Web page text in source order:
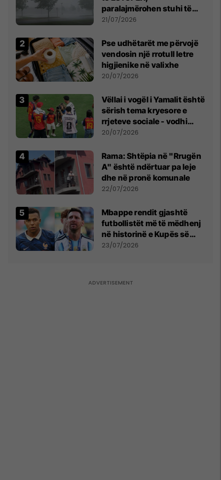
paralajmërohen stuhi të
fuqishme me breshër dhe
21/07/2026
Pse udhëtarët me përvojë
vendosin një rrotull letre
higjienike në valixhe
20/07/2026
Vëllai i vogël i Yamalit është
sërish tema kryesore e
rrjeteve sociale - vodhi
vëmendjen pas finales së
20/07/2026
Rama: Shtëpia në "Rrugën
A" është ndërtuar pa leje
dhe në pronë komunale
22/07/2026
Mbappe rendit gjashtë
futbollistët më të mëdhenj
në historinë e Kupës së
Botës, Messi mbetet i dyti
23/07/2026